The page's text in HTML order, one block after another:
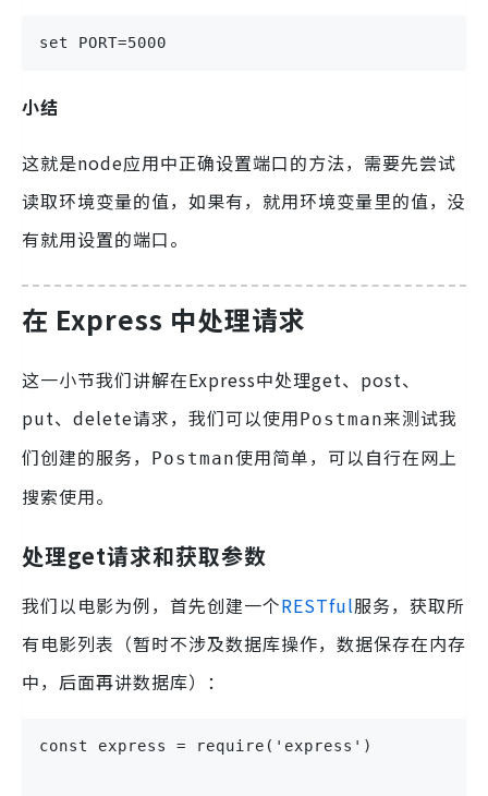
set PORT=5000
小结
这就是node应用中正确设置端口的方法，需要先尝试
读取环境变量的值，如果有，就用环境变量里的值，没
有就用设置的端口。
在 Express 中处理请求
这一小节我们讲解在Express中处理get、post、
put、delete请求，我们可以使用Postman来测试我
们创建的服务，
Postman使用简单，可以自行在网上
搜索使用。
处理get请求和获取参数
我们以电影为例，首先创建一个RESTful服务，获取所
有电影列表（暂时不涉及数据库操作，数据保存在内存
中，后面再讲数据库）：
const express = require('express')